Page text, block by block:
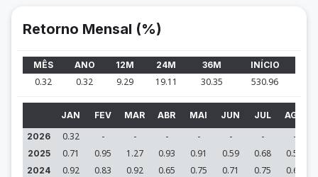
Retorno Mensal (%)
MÊS ANO 12M 24M 36M INÍCIO
0.32 0.32 9.29 19.11 30.35 530.96
JAN FEV MAR ABR MAI JUN JUL AGO
2026
0.32 - - - - - - -
2025 0.71 0.95 1.27 0.93 0.91 0.59 0.68 0.54
2024 0.92 0.83 0.92 0.65 0.75 0.71 0.75 0.69